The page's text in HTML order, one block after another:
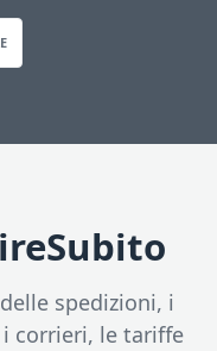
spedizioni, i
corrieri, le tariffe